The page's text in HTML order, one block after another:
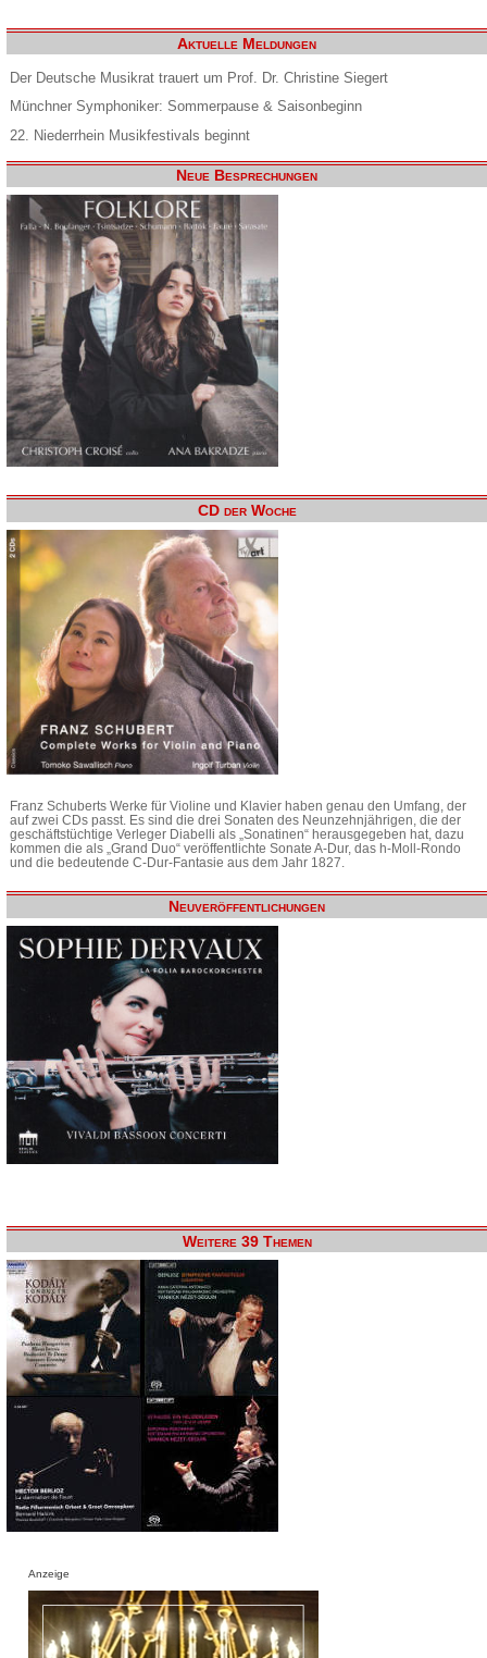
Aktuelle Meldungen
Der Deutsche Musikrat trauert um Prof. Dr. Christine Siegert
Münchner Symphoniker: Sommerpause & Saisonbeginn
22. Niederrhein Musikfestivals beginnt
Neue Besprechungen
CD der Woche
Franz Schuberts Werke für Violine und Klavier haben genau den Umfang, der
auf zwei CDs passt. Es sind die drei Sonaten des Neunzehnjährigen, die der
geschäftstüchtige Verleger Diabelli als „Sonatinen“ herausgegeben hat, dazu
kommen die als „Grand Duo“ veröffentlichte Sonate A-Dur, das h-Moll-Rondo
und die bedeutende C-Dur-Fantasie aus dem Jahr 1827.
Neuveröffentlichungen
Weitere 39 Themen
Anzeige